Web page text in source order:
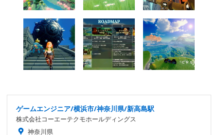
ゲームエンジニア/横浜市/神奈川県/新高島駅
株式会社コーエーテクモホールディングス
神奈川県